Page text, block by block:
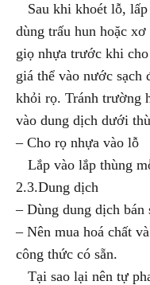
Sau khi khoét lỗ, lấp
dùng trấu hun hoặc
giọ nhựa trước khi
giá thể vào nước sạch
khỏi rọ. Tránh trường
vào dung dịch dưới
– Cho rọ nhựa vào lỗ
Lắp vào lắp thùng
2.3.Dung dịch
– Dùng dung dịch bán
– Nên mua hoá chất
công thức có sẵn.
Tại sao lại nên tự